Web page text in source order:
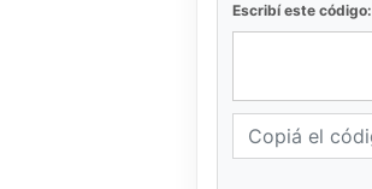
Escribí este código: